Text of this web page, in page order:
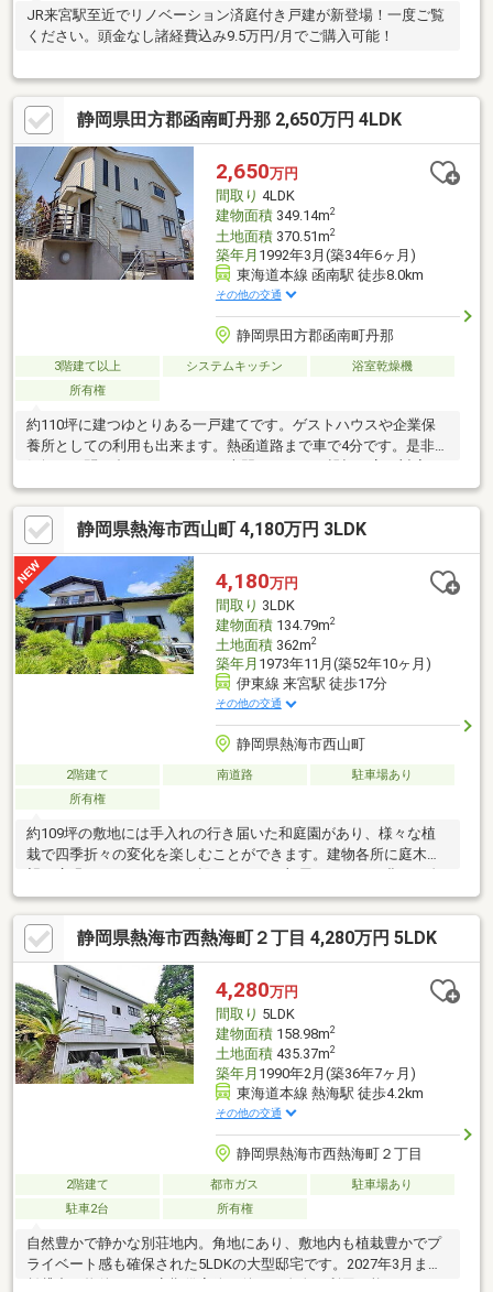
JR来宮駅至近でリノベーション済庭付き戸建が新登場！一度ご覧
ください。頭金なし諸経費込み9.5万円/月でご購入可能！
静岡県田方郡函南町丹那 2,650万円 4LDK
2,650万円
間取り 4LDK
建物面積349.14m2
土地面積370.51m2
築年月 1992年3月(築34年6ヶ月)
東海道本線 函南駅 徒歩8.0km
その他の交通
静岡県田方郡函南町丹那
3階建て以上 システムキッチン
浴室乾燥機
所有権
約110坪に建つゆとりある一戸建てです。ゲストハウスや企業保
養所としての利用も出来ます。熱函道路まで車で4分です。是非お
たします。
静岡県熱海市西山町 4,180万円 3LDK
4,180万円
間取り 3LDK
建物面積134.79m2
土地面積362m2
築年月 1973年11月(築52年10ヶ月)
伊東線 来宮駅 徒歩17分
その他の交通
静岡県熱海市西山町
2階建て 南道路
駐車場あり
所有権
約109坪の敷地には手入れの行き届いた和庭園があり、様々な植
栽で四季折々の変化を楽しむことができます。建物各所に庭木を
然を満喫していただけます
静岡県熱海市西熱海町２丁目 4,280万円 5LDK
4,280万円
間取り 5LDK
建物面積158.98m2
土地面積435.37m2
築年月 1990年2月(築36年7ヶ月)
東海道本線 熱海駅 徒歩4.2km
その他の交通
静岡県熱海市西熱海町２丁目
2階建て 都市ガス
駐車場あり
駐車2台
所有権
自然豊かで静かな別荘地内。角地にあり、敷地内も植栽豊かでプ
ライベート感も確保された5LDKの大型邸宅です。2027年3月まで